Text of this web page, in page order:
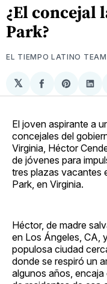
¿El concejal
Park?
EL TIEMPO LATINO TEAM
𝕏
Compartir
en
Share
on
en
El joven aspirante a
concejales del
Virginia, Héctor
de jóvenes para
tres plazas vacantes
Park, en Virginia.
Héctor, de madre
en Los Ángeles, CA,
populosa ciudad
donde se respiró un
algunos años,